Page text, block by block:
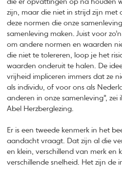
die er opvattingen op na houden
zijn, maar die niet in strijd zijn met
deze normen die onze
samenleving maken. Juist voor
om andere normen en waarden
die niet te tolereren, loop je het
waarden onderuit te halen. De
vrijheid impliceren immers dat ze
als individu, of voor ons als
anderen in onze samenleving”, zei
Abel Herzberglezing.
Er is een tweede kenmerk in het
aandacht vraagt. Dat zijn al die
en klein, verschillend van merk en
verschillende snelheid. Het zijn de